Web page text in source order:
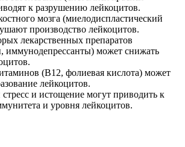
к разрушению лейкоцитов.
мозга (миелодиспластический
производство лейкоцитов.
лекарственных препаратов
иммунодепрессанты) может снижать
(B12, фолиевая кислота) может
лейкоцитов.
и истощение могут приводить к
и уровня лейкоцитов.